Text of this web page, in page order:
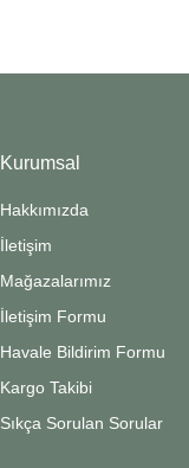
Kurumsal
Hakkımızda
İletişim
Mağazalarımız
İletişim Formu
Havale Bildirim Formu
Kargo Takibi
Sıkça Sorulan Sorular